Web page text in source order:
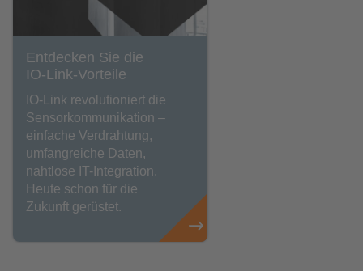
Entdecken Sie die
IO-Link-Vorteile
IO-Link revolutioniert die
Sensorkommunikation –
einfache Verdrahtung,
umfangreiche Daten,
nahtlose IT-Integration.
Heute schon für die
Zukunft gerüstet.